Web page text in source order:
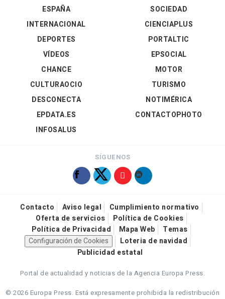
ESPAÑA
INTERNACIONAL
DEPORTES
VÍDEOS
SOCIEDAD
CIENCIAPLUS
PORTALTIC
EPSOCIAL
CHANCE
CULTURAOCIO
DESCONECTA
EPDATA.ES
INFOSALUS
MOTOR
TURISMO
NOTIMÉRICA
CONTACTOPHOTO
SÍGUENOS
Contacto Aviso legal
Cumplimiento normativo
Oferta de servicios
Política de Cookies
Política de Privacidad
Mapa Web
Temas
Configuración de Cookies
Loteria de navidad
Publicidad estatal
Portal de actualidad y noticias de la Agencia Europa Press.
© 2026 Europa Press. Está expresamente prohibida la redistribución